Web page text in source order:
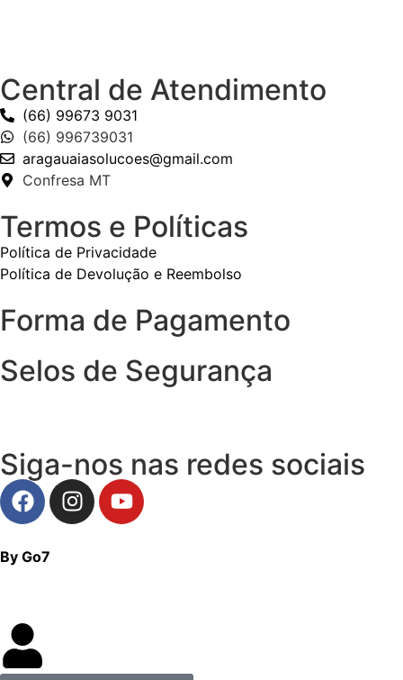
Central de Atendimento
(66) 99673 9031
(66) 996739031
aragauaiasolucoes@gmail.com
Confresa MT
Termos e Políticas
Política de Privacidade
Política de Devolução e Reembolso
Forma de Pagamento
Selos de Segurança
Siga-nos nas redes sociais
By Go7